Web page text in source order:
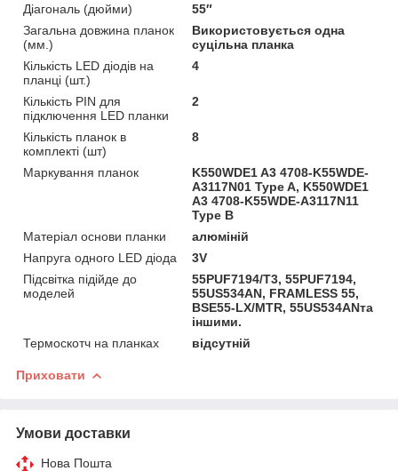
Діагональ (дюйми)
55″
Загальна довжина планок
(мм.)
Використовується одна
суцільна планка
Кількість LED діодів на
планці (шт.)
4
Кількість PIN для
підключення LED планки
2
Кількість планок в
комплекті (шт)
8
Маркування планок
K550WDE1 A3 4708-K55WDE-
A3117N01 Type A, K550WDE1
A3 4708-K55WDE-A3117N11
Type B
Матеріал основи планки
алюміній
Напруга одного LED діода
3V
Підсвітка підійде до
моделей
55PUF7194/T3, 55PUF7194,
55US534AN, FRAMLESS 55,
BSE55-LX/MTR, 55US534ANта
іншими.
Термоскотч на планках
відсутній
Приховати
Умови доставки
Нова Пошта